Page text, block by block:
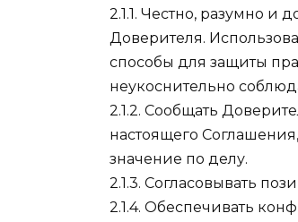
2.1.1. Честно, разумно и
Доверителя.
способы для защиты
неукоснительно
2.1.2. Сообщать
настоящего
значение по делу.
2.1.3. Согласовывать
2.1.4. Обеспечивать